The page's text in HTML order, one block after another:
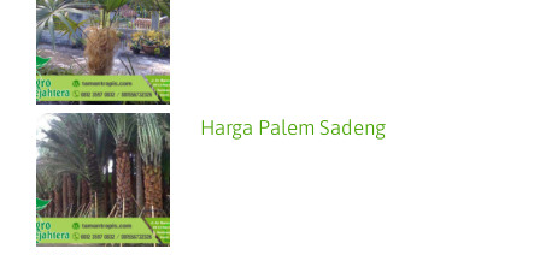
Harga Palem Sadeng